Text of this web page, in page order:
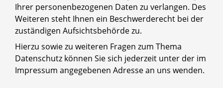
Ihrer personenbezogenen Daten zu verlangen. Des
Weiteren steht Ihnen ein Beschwerderecht bei der
zuständigen Aufsichtsbehörde zu.
Hierzu sowie zu weiteren Fragen zum Thema
Datenschutz können Sie sich jederzeit unter der im
Impressum angegebenen Adresse an uns wenden.